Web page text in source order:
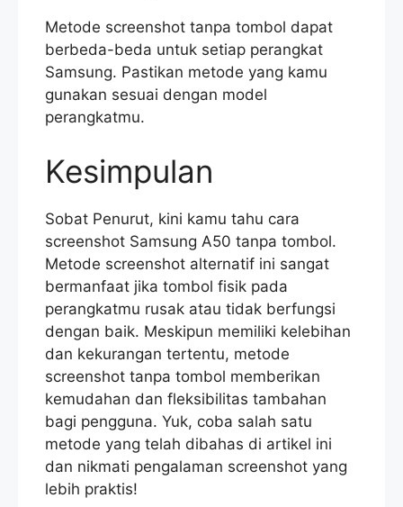
Metode screenshot tanpa tombol dapat
berbeda-beda untuk setiap perangkat
Samsung. Pastikan metode yang kamu
gunakan sesuai dengan model
perangkatmu.
Kesimpulan
Sobat Penurut, kini kamu tahu cara
screenshot Samsung A50 tanpa tombol.
Metode screenshot alternatif ini sangat
bermanfaat jika tombol fisik pada
perangkatmu rusak atau tidak berfungsi
dengan baik. Meskipun memiliki kelebihan
dan kekurangan tertentu, metode
screenshot tanpa tombol memberikan
kemudahan dan fleksibilitas tambahan
bagi pengguna. Yuk, coba salah satu
metode yang telah dibahas di artikel ini
dan nikmati pengalaman screenshot yang
lebih praktis!